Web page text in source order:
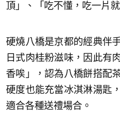
頂」、「吃不懂，吃一片
硬燒八橋是京都的經典伴
日式肉桂粉滋味，因此有
香唉」，認為八橋餅搭配
硬度也能充當冰淇淋湯匙
適合各種送禮場合。